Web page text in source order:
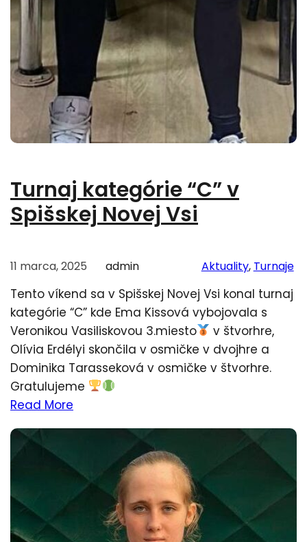
Turnaj kategórie “C” v
Spišskej Novej Vsi
11 marca, 2025 admin Aktuality, Turnaje
Tento víkend sa v Spišskej Novej Vsi konal turnaj
kategórie “C” kde Ema Kissová vybojovala s
Veronikou Vasiliskovou 3.miesto
v štvorhre,
Olívia Erdélyi skončila v osmičke v dvojhre a
Dominika Tarasseková v osmičke v štvorhre.
Gratulujeme
Read More